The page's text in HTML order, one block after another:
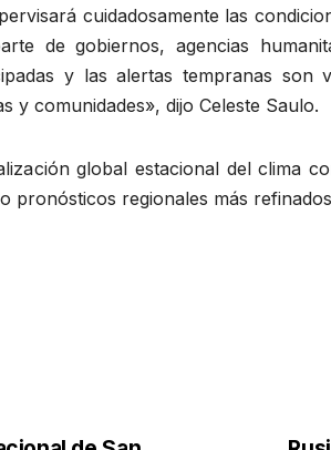
cuidadosamente las
de gobiernos, agencias
y las alertas tempranas
y comunidades», dijo Celeste Saulo.
global estacional del clima
pronósticos regionales más